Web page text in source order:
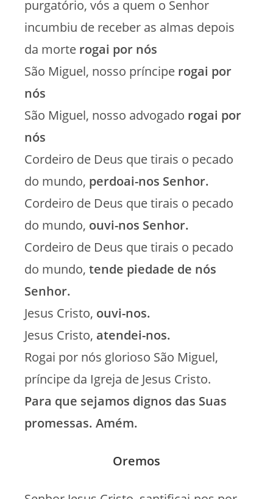
purgatório, vós a quem o Senhor
incumbiu de receber as almas depois
da morte rogai por nós
São Miguel, nosso príncipe rogai por
nós
São Miguel, nosso advogado rogai por
nós
Cordeiro de Deus que tirais o pecado
do mundo, perdoai-nos Senhor.
Cordeiro de Deus que tirais o pecado
do mundo, ouvi-nos Senhor.
Cordeiro de Deus que tirais o pecado
do mundo, tende piedade de nós
Senhor.
Jesus Cristo, ouvi-nos.
Jesus Cristo, atendei-nos.
Rogai por nós glorioso São Miguel,
príncipe da Igreja de Jesus Cristo.
Para que sejamos dignos das Suas
promessas. Amém.
Oremos